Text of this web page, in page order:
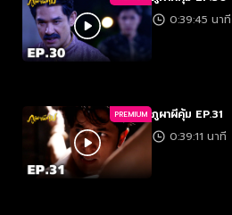
0:39:45 นาที
PREMIUM ภูผาผีคุ้ม EP.31
0:39:11 นาที